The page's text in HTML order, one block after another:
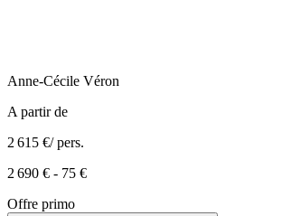
Anne-Cécile Véron
A partir de
2 615 €/ pers.
2 690 € - 75 €
Offre primo